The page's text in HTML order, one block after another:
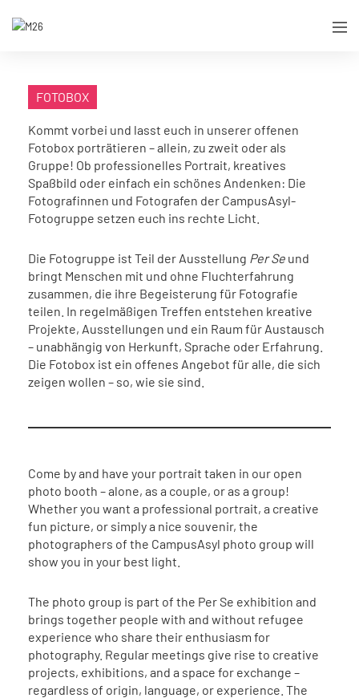
FOTOBOX
Kommt vorbei und lasst euch in unserer offenen
Fotobox porträtieren – allein, zu zweit oder als
Gruppe! Ob professionelles Portrait, kreatives
Spaßbild oder einfach ein schönes Andenken: Die
Fotografinnen und Fotografen der CampusAsyl-
Fotogruppe setzen euch ins rechte Licht.
Die Fotogruppe ist Teil der Ausstellung Per Se und
bringt Menschen mit und ohne Fluchterfahrung
zusammen, die ihre Begeisterung für Fotografie
teilen. In regelmäßigen Treffen entstehen kreative
Projekte, Ausstellungen und ein Raum für Austausch
– unabhängig von Herkunft, Sprache oder Erfahrung.
Die Fotobox ist ein offenes Angebot für alle, die sich
zeigen wollen – so, wie sie sind.
Come by and have your portrait taken in our open
photo booth – alone, as a couple, or as a group!
Whether you want a professional portrait, a creative
fun picture, or simply a nice souvenir, the
photographers of the CampusAsyl photo group will
show you in your best light.
The photo group is part of the Per Se exhibition and
brings together people with and without refugee
experience who share their enthusiasm for
photography. Regular meetings give rise to creative
projects, exhibitions, and a space for exchange –
regardless of origin, language, or experience. The